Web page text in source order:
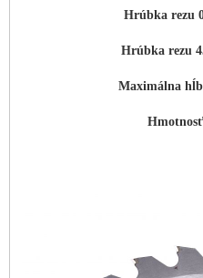
Hrúbka rezu
Hrúbka rezu
Maximálna